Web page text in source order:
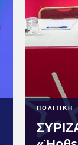
ΠΟΛΙΤΙΚΗ